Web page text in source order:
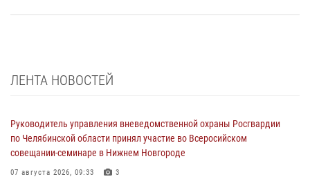
ЛЕНТА НОВОСТЕЙ
Руководитель управления вневедомственной охраны Росгвардии
по Челябинской области принял участие во Всеросийском
совещании-семинаре в Нижнем Новгороде
07 августа 2026, 09:33 3